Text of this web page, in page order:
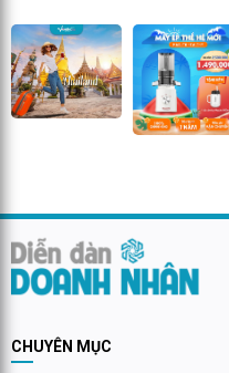
CHUYÊN MỤC